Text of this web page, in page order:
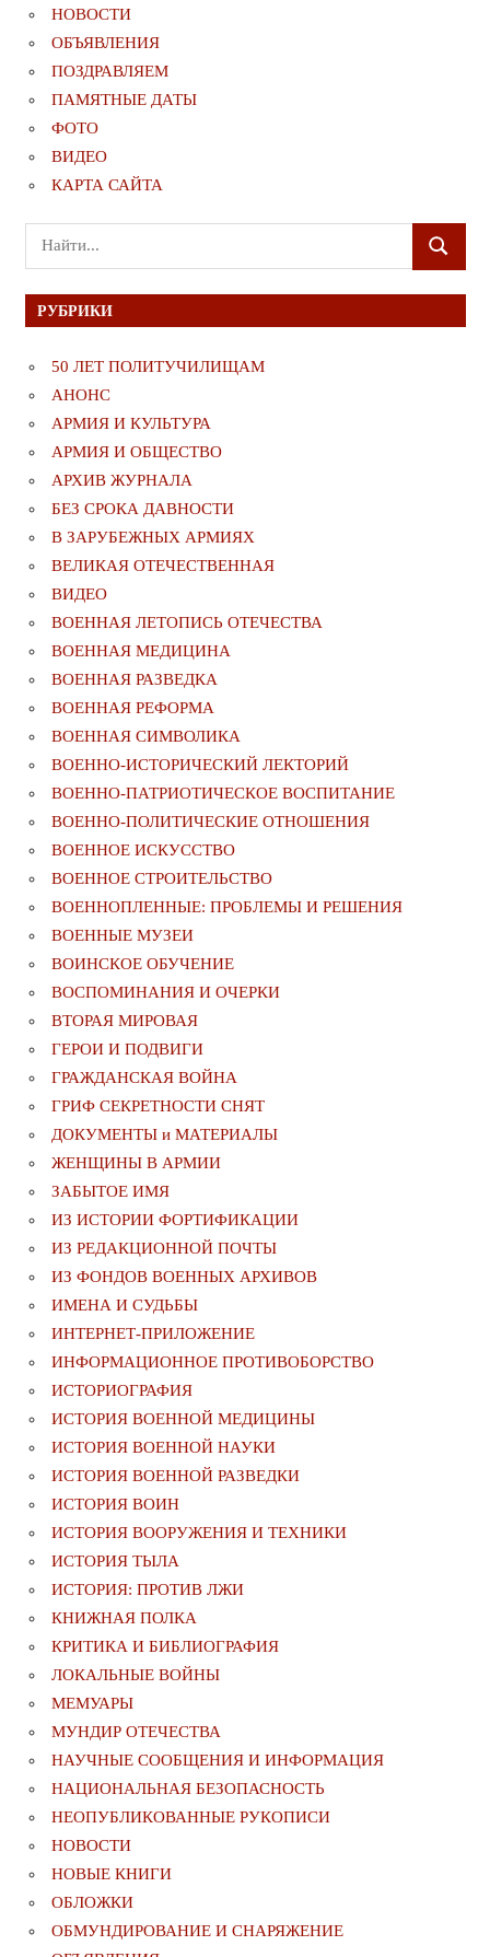
НОВОСТИ
ОБЪЯВЛЕНИЯ
ПОЗДРАВЛЯЕМ
ПАМЯТНЫЕ ДАТЫ
ФОТО
ВИДЕО
КАРТА САЙТА
Поиск
для:
ПОИСК
РУБРИКИ
50 ЛЕТ ПОЛИТУЧИЛИЩАМ
АНОНС
АРМИЯ И КУЛЬТУРА
АРМИЯ И ОБЩЕСТВО
АРХИВ ЖУРНАЛА
БЕЗ СРОКА ДАВНОСТИ
В ЗАРУБЕЖНЫХ АРМИЯХ
ВЕЛИКАЯ ОТЕЧЕСТВЕННАЯ
ВИДЕО
ВОЕННАЯ ЛЕТОПИСЬ ОТЕЧЕСТВА
ВОЕННАЯ МЕДИЦИНА
ВОЕННАЯ РАЗВЕДКА
ВОЕННАЯ РЕФОРМА
ВОЕННАЯ СИМВОЛИКА
ВОЕННО-ИСТОРИЧЕСКИЙ ЛЕКТОРИЙ
ВОЕННО-ПАТРИОТИЧЕСКОЕ ВОСПИТАНИЕ
ВОЕННО-ПОЛИТИЧЕСКИE ОТНОШЕНИЯ
ВОЕННОЕ ИСКУССТВО
ВОЕННОЕ СТРОИТЕЛЬСТВО
ВОЕННОПЛЕННЫЕ: ПРОБЛЕМЫ И РЕШЕНИЯ
ВОЕННЫЕ МУЗЕИ
ВОИНСКОЕ ОБУЧЕНИЕ
ВОСПОМИНАНИЯ И ОЧЕРКИ
ВТОРАЯ МИРОВАЯ
ГЕРОИ И ПОДВИГИ
ГРАЖДАНСКАЯ ВОЙНА
ГРИФ СЕКРЕТНОСТИ СНЯТ
ДОКУМЕНТЫ и МАТЕРИАЛЫ
ЖЕНЩИНЫ В АРМИИ
ЗАБЫТОЕ ИМЯ
ИЗ ИСТОРИИ ФОРТИФИКАЦИИ
ИЗ РЕДАКЦИОННОЙ ПОЧТЫ
ИЗ ФОНДОВ ВОЕННЫХ АРХИВОВ
ИМЕНА И СУДЬБЫ
ИНТЕРНЕТ-ПРИЛОЖЕНИЕ
ИНФОРМАЦИОННОЕ ПРОТИВОБОРСТВО
ИСТОРИОГРАФИЯ
ИСТОРИЯ ВОЕННОЙ МЕДИЦИНЫ
ИСТОРИЯ ВОЕННОЙ НАУКИ
ИСТОРИЯ ВОЕННОЙ РАЗВЕДКИ
ИСТОРИЯ ВОИН
ИСТОРИЯ ВООРУЖЕНИЯ И ТЕХНИКИ
ИСТОРИЯ ТЫЛА
ИСТОРИЯ: ПРОТИВ ЛЖИ
КНИЖНАЯ ПОЛКА
КРИТИКА И БИБЛИОГРАФИЯ
ЛОКАЛЬНЫЕ ВОЙНЫ
МЕМУАРЫ
МУНДИР ОТЕЧЕСТВА
НАУЧНЫЕ СООБЩЕНИЯ И ИНФОРМАЦИЯ
НАЦИОНАЛЬНАЯ БЕЗОПАСНОСТЬ
НЕОПУБЛИКОВАННЫЕ РУКОПИСИ
НОВОСТИ
НОВЫЕ КНИГИ
ОБЛОЖКИ
ОБМУНДИРОВАНИЕ И СНАРЯЖЕНИЕ